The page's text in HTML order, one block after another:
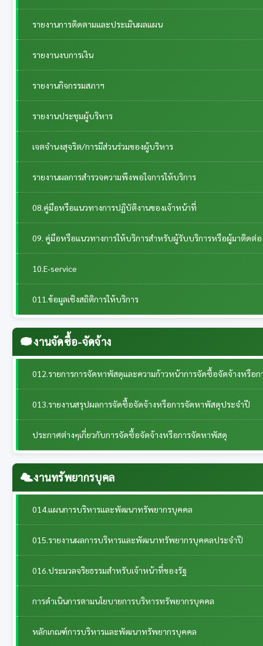
รายงานการติดตามและประเมินผลแผน
รายงานงบการเงิน
รายงานกิจกรรมสภาฯ
รายงานประชุมผู้บริหาร
เจตจำนงสุจริต/การมีส่วนร่วมของผู้บริหาร
รายงานผลการสำรวจความพึงพอใจการให้บริการ
08.คู่มือหรือแนวทางการปฏิบัติงานของเจ้าหน้าที่
09. คู่มือหรือแนวทางการให้บริการสำหรับผู้รับบริการหรือผู้มาติดต่อ
10.E-service
011.ข้อมูลเชิงสถิติการให้บริการ
งานจัดซื้อ-จัดจ้าง
012.รายการการจัดหาพัสดุและความก้าวหน้าการจัดซื้อจัดจ้างหรือ
013.รายงานสรุปผลการจัดซื้อจัดจ้างหรือการจัดหาพัสดุประจำปี
ประกาศต่างๆเกี่ยวกับการจัดซื้อจัดจ้างหรือการจัดหาพัสดุ
งานทรัพยากรบุคล
014.แผนการบริหารและพัฒนาทรัพยากรบุคคล
015.รายงานผลการบริหารและพัฒนาทรัพยากรบุคคลประจําปี
016.ประมวลจริยธรรมสำหรับเจ้าหน้าที่ของรัฐ
การดำเนินการตามนโยบายการบริหารทรัพยากรบุคคล
หลักเกณฑ์การบริหารและพัฒนาทรัพยากรบุคคล